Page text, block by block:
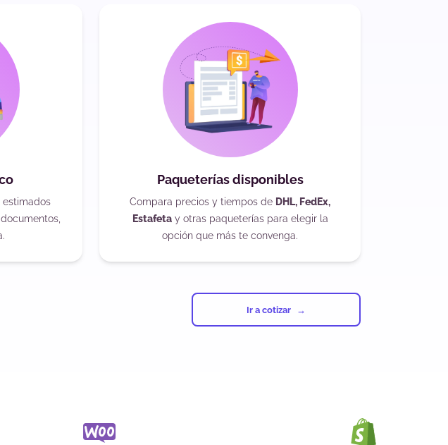
estimados
Paqueterías disponibles
Compara precios y tiempos de DHL, FedEx,
Estafetay otras paqueterías para elegir la
opción que más te convenga.
Ir a cotizar